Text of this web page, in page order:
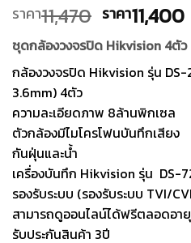
ราคา11,470 Original
price
was:
ราคา
ราคา11,400
ชุดกล้องวงจรปิด Hikvision 4ตั
กล้องวงจรปิด Hikvision รุ่น DS-
3.6mm) 4ตัว
ความละเอียดภาพ 8ล้านพิกเซล
ตัวกล้องมีไมโครโฟนบันทึกเสียง
กันฝุ่นและน้ำ
เครื่องบันทึก Hikvision รุ่น DS-
รองรับระบบ (รองรับระบบ TVI/
สามารถดูออนไลน์ได้ฟรีตลอดอา
รับประกันสินค้า 3ปี